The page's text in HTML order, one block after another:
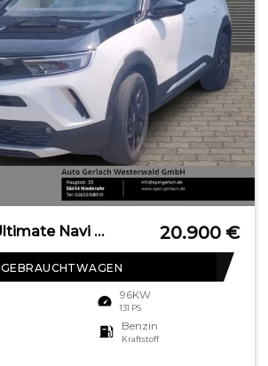
OPEL Mokka Ultimate Navi Leder Digitales Cockpit LED 20.900 €
GEBRAUCHTWAGEN
96KW
131 PS
Benzin
Kraftstoff